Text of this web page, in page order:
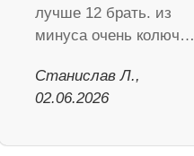
лучше 12 брать. из
минуса очень колюч…
Станислав Л.,
02.06.2026